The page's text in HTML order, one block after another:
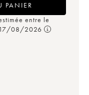
PANIER
entre le
08/2026